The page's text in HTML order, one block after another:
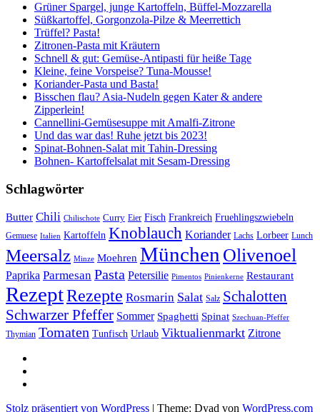
Grüner Spargel, junge Kartoffeln, Büffel-Mozzarella
Süßkartoffel, Gorgonzola-Pilze & Meerrettich
Trüffel? Pasta!
Zitronen-Pasta mit Kräutern
Schnell & gut: Gemüse-Antipasti für heiße Tage
Kleine, feine Vorspeise? Tuna-Mousse!
Koriander-Pasta und Basta!
Bisschen flau? Asia-Nudeln gegen Kater & andere
Zipperlein!
Cannellini-Gemüsesuppe mit Amalfi-Zitrone
Und das war das! Ruhe jetzt bis 2023!
Spinat-Bohnen-Salat mit Tahin-Dressing
Bohnen- Kartoffelsalat mit Sesam-Dressing
Schlagwörter
Butter Chili Chilischote Curry Eier Fisch Frankreich Fruehlingszwiebeln
Gemuese Italien Kartoffeln Knoblauch Koriander Lachs Lorbeer Lunch
Meersalz Minze Moehren München Olivenoel
Paprika Parmesan Pasta Petersilie Pimentos Pinienkerne Restaurant
RezeptRezepte Rosmarin Salat Salz Schalotten
Schwarzer Pfeffer Sommer Spaghetti Spinat Szechuan-Pfeffer
Thymian Tomaten Tunfisch Urlaub Viktualienmarkt Zitrone
Stolz präsentiert von WordPress
Theme: Dyad von WordPress.com